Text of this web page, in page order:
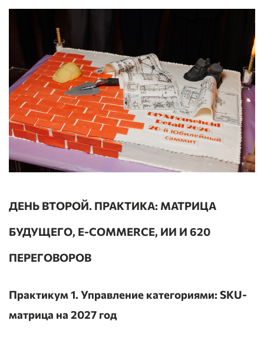
ДЕНЬ ВТОРОЙ. ПРАКТИКА: МАТРИЦА
БУДУЩЕГО, E-COMMERCE, ИИ И 620
ПЕРЕГОВОРОВ
Практикум 1. Управление категориями: SKU-
матрица на 2027 год